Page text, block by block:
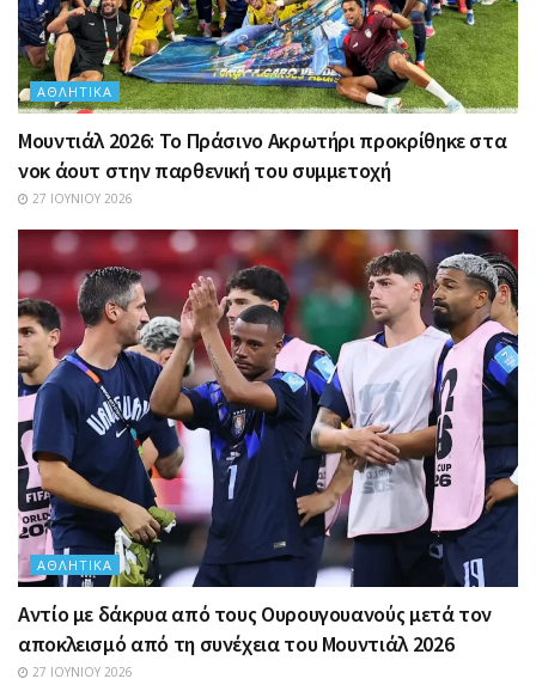
ΑΘΛΗΤΙΚΆ
Μουντιάλ 2026: Το Πράσινο Ακρωτήρι προκρίθηκε στα
νοκ άουτ στην παρθενική του συμμετοχή
27 ΙΟΥΝΊΟΥ 2026
ΑΘΛΗΤΙΚΆ
Αντίο με δάκρυα από τους Ουρουγουανούς μετά τον
αποκλεισμό από τη συνέχεια του Μουντιάλ 2026
27 ΙΟΥΝΊΟΥ 2026